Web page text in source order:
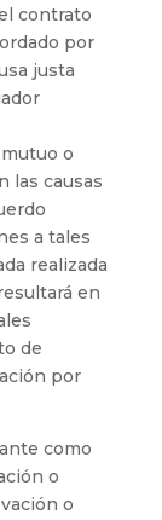
contrato
por
justa
o
las causas
a tales
realizada
en
de
por
como
o
o